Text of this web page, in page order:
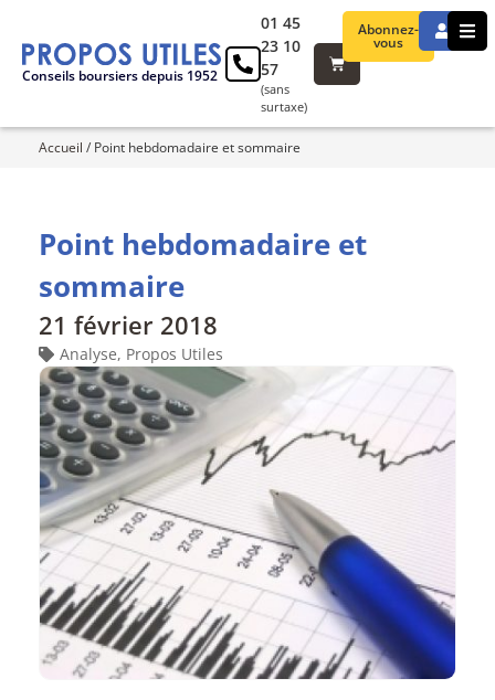
Conseils boursiers depuis 1952
Abonnez-
vous
01 45
23 10
57
(sans
surtaxe)
Accueil / Point hebdomadaire et sommaire
Point hebdomadaire et
sommaire
21 février 2018
Analyse, Propos Utiles